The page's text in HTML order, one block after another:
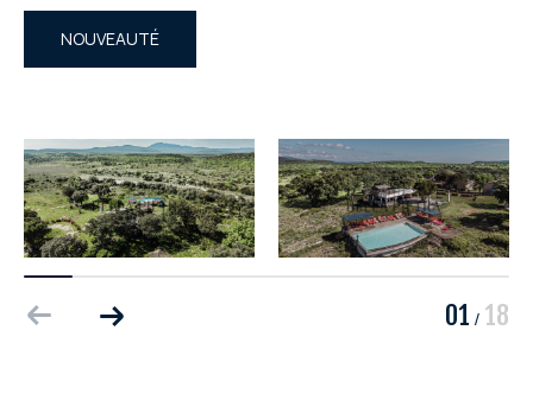
NOUVEAUTÉ
01 / 18